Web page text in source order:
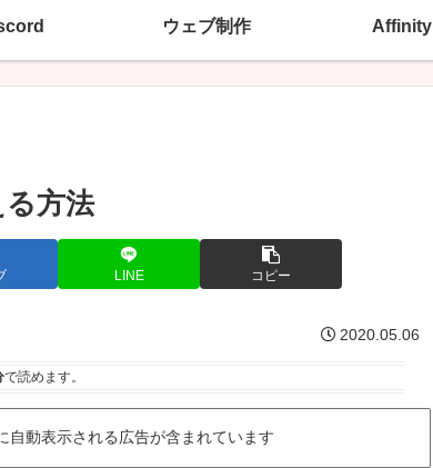
ウェブ制作 Affinity
方法
LINE コピー
2020.05.06
で読めます。
自動表示される広告が含まれています